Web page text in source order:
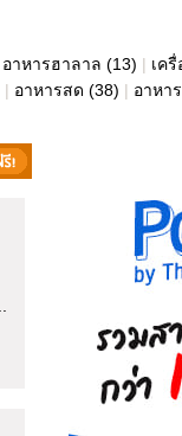
อาหารฮาลาล (13) | เค
| อาหารสด (38) | อาหา